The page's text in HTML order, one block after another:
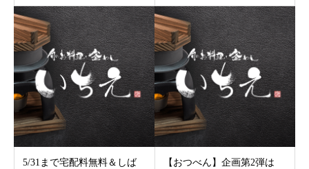
5/31まで宅配料無料＆しば
【おつべん】企画第2弾は